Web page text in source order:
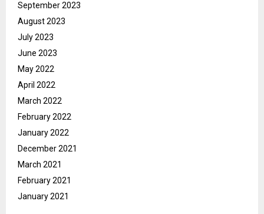
September 2023
August 2023
July 2023
June 2023
May 2022
April 2022
March 2022
February 2022
January 2022
December 2021
March 2021
February 2021
January 2021